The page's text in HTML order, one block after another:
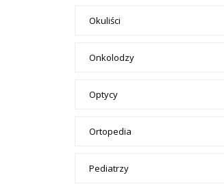
Okuliści
Onkolodzy
Optycy
Ortopedia
Pediatrzy